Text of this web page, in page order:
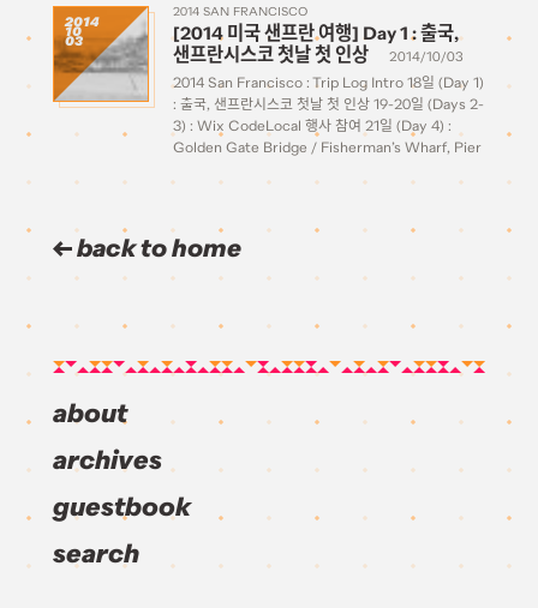
2014
10
03
2014 SAN FRANCISCO
[2014 미국 샌프란 여행] Day 1 : 출국,
샌프란시스코 첫날 첫 인상
2014/10/03
2014 San Francisco : Trip Log Intro 18일 (Day 1)
: 출국, 샌프란시스코 첫날 첫 인상 19-20일 (Days 2-
3) : Wix CodeLocal 행사 참여 21일 (Day 4) :
Golden Gate Bridge / Fisherman’s Wharf, Pier
back to home
about
archives
guestbook
search